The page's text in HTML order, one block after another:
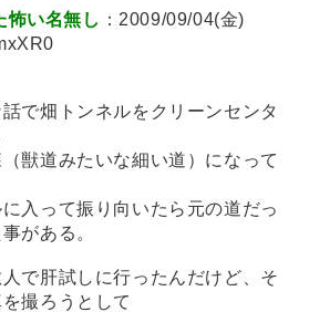
怖い名無し ：2009/09/04(金)
で畑トンネルをクリーンセンタ
獣道みたいな細い道）になって
入って振り向いたら元の道だっ
がある。
で肝試しに行ったんだけど、そ
撮ろうとして